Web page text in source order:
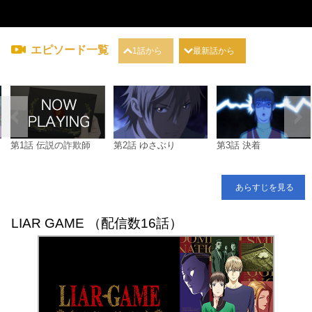
エピソード一覧 1話から 最新話から
第1話 伝説の詐欺師 第2話 ゆさぶり 第3話 決着
あらすじを見る
LIAR GAME （配信数16話）